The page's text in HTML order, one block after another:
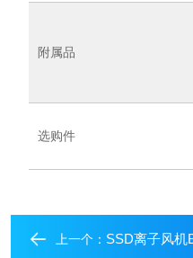
附属品
选购件
上一个： SSD离子风机